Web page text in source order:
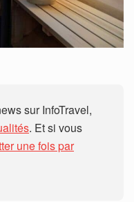
sur InfoTravel,
. Et si vous
une fois par